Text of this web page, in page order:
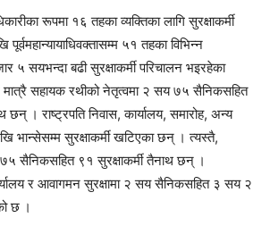
रूपमा १६ तहका व्यक्तिका लागि सुरक्षाकर्मी
५१ तहका विभिन्न
५ सयभन्दा बढी सुरक्षाकर्मी परिचालन भइरहेका
मात्रै सहायक रथीको नेतृत्वमा २ सय ७५ सैनिकसहित
छन् । राष्ट्रपति निवास, कार्यालय, समारोह, अन्य
भान्सेसम्म सुरक्षाकर्मी खटिएका छन् । त्यस्तै,
७५ सैनिकसहित ९१ सुरक्षाकर्मी तैनाथ छन् ।
र आवागमन सुरक्षामा २ सय सैनिकसहित ३ सय २
छ ।